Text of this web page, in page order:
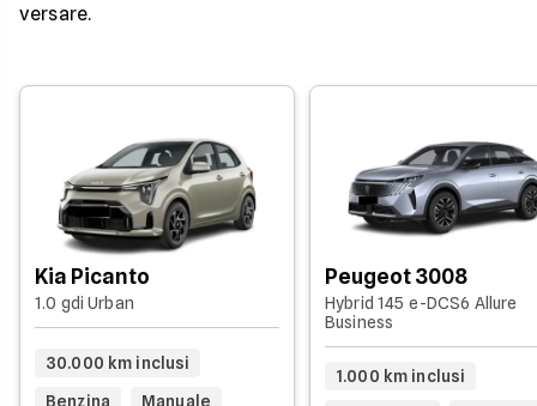
versare.
Kia Picanto
1.0 gdi Urban
30.000 km inclusi
Benzina
Manuale
Peugeot 3008
Hybrid 145 e-DCS6 Allure
Business
1.000 km inclusi